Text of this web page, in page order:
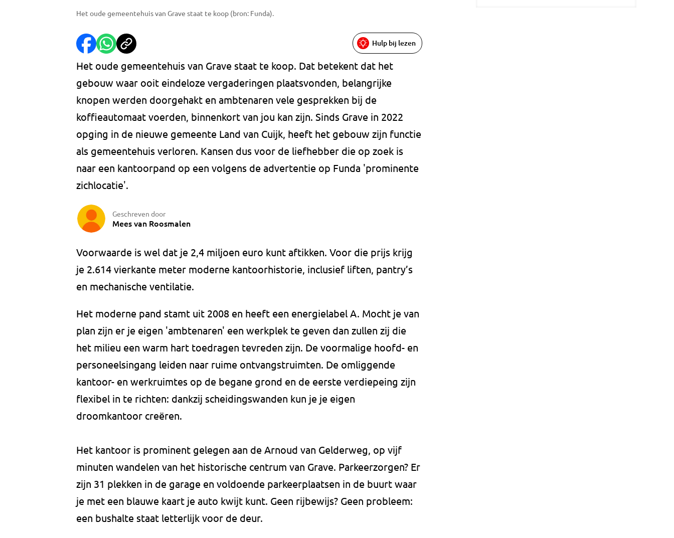
Het oude gemeentehuis van Grave staat te koop (bron: Funda).
Hulp bij lezen
Het oude gemeentehuis van Grave staat te koop. Dat betekent dat het
gebouw waar ooit eindeloze vergaderingen plaatsvonden, belangrijke
knopen werden doorgehakt en ambtenaren vele gesprekken bij de
koffieautomaat voerden, binnenkort van jou kan zijn. Sinds Grave in 2022
opging in de nieuwe gemeente Land van Cuijk, heeft het gebouw zijn functie
als gemeentehuis verloren. Kansen dus voor de liefhebber die op zoek is
naar een kantoorpand op een volgens de advertentie op Funda 'prominente
zichlocatie'.
Geschreven door
Mees van Roosmalen
Voorwaarde is wel dat je 2,4 miljoen euro kunt aftikken. Voor die prijs krijg
je 2.614 vierkante meter moderne kantoorhistorie, inclusief liften, pantry’s
en mechanische ventilatie.
Het moderne pand stamt uit 2008 en heeft een energielabel A. Mocht je van
plan zijn er je eigen 'ambtenaren' een werkplek te geven dan zullen zij die
het milieu een warm hart toedragen tevreden zijn. De voormalige hoofd- en
personeelsingang leiden naar ruime ontvangstruimten. De omliggende
kantoor- en werkruimtes op de begane grond en de eerste verdiepeing zijn
flexibel in te richten: dankzij scheidingswanden kun je je eigen
droomkantoor creëren.
Het kantoor is prominent gelegen aan de Arnoud van Gelderweg, op vijf
minuten wandelen van het historische centrum van Grave. Parkeerzorgen? Er
zijn 31 plekken in de garage en voldoende parkeerplaatsen in de buurt waar
je met een blauwe kaart je auto kwijt kunt. Geen rijbewijs? Geen probleem:
een bushalte staat letterlijk voor de deur.